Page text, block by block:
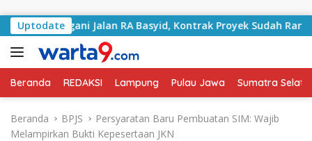
UptodateJalan RA Basyid, Kontrak Proyek Sudah Rampung
Beranda REDAKSI Lampung Pulau Jawa Sumatra
Beranda BPJS
Persyaratan Baru Pembuatan SIM: Wajib
Melampirkan Bukti Kepesertaan JKN